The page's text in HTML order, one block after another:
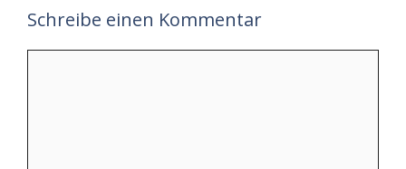
Schreibe einen Kommentar